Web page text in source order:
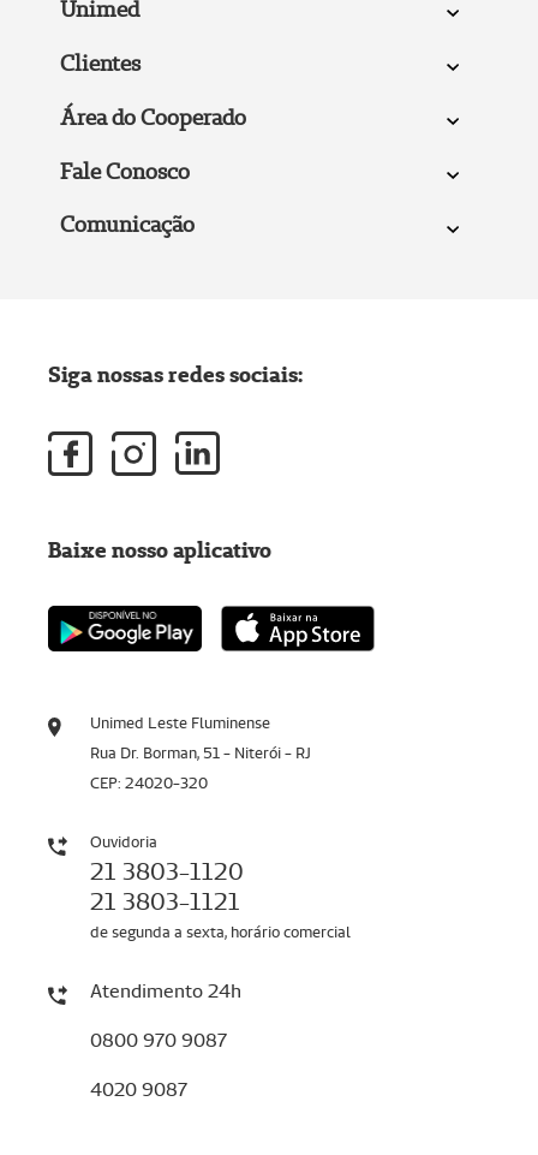
Unimed
Clientes
Área do Cooperado
Fale Conosco
Comunicação
Unimed Leste Fluminense
Rua Dr. Borman, 51 - Niterói - RJ
CEP: 24020-320
Ouvidoria
21 3803-1120
21 3803-1121
de segunda a sexta, horário comercial
Atendimento 24h
0800 970 9087
4020 9087
Siga nossas redes sociais:
Baixe nosso aplicativo